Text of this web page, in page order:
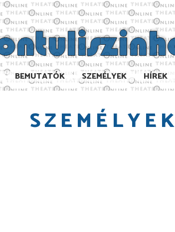
BEMUTATÓK SZEMÉLYEK HÍREK
SZEMÉLYEK